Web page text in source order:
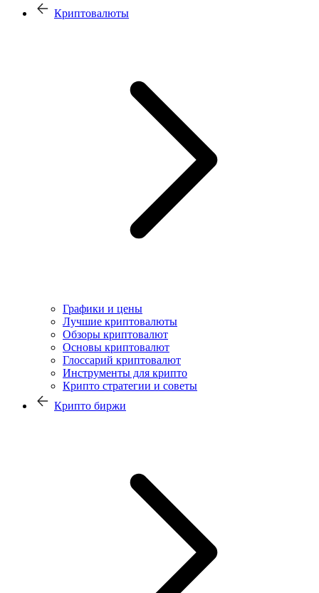
Криптовалюты
Графики и цены
Лучшие криптовалюты
Обзоры криптовалют
Основы криптовалют
Глоссарий криптовалют
Инструменты для крипто
Крипто стратегии и советы
Крипто биржи